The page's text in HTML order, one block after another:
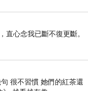
、能吹兼具兩
直心念我已斷不復更斷。
很不習慣 她們的紅茶還